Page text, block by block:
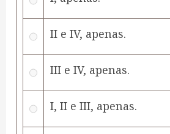
II e IV, apenas.
III e IV, apenas.
I, II e III, apenas.